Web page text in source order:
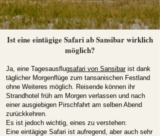
Ist eine eintägige Safari ab Sansibar wirklich
möglich?
Ja, eine Tagesausflugsafari von Sansibarist dank
täglicher Morgenflüge zum tansanischen Festland
ohne Weiteres möglich. Reisende können ihr
Strandhotel früh am Morgen verlassen und nach
einer ausgiebigen Pirschfahrt am selben Abend
zurückkehren.
Es ist jedoch wichtig, eines zu verstehen:
Eine eintägige Safari ist aufregend, aber auch sehr